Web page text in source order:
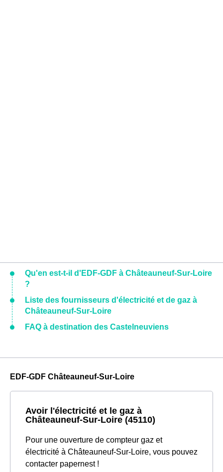
Qu'en est-t-il d'EDF-GDF à Châteauneuf-Sur-Loire
?
Liste des fournisseurs d'électricité et de gaz à
Châteauneuf-Sur-Loire
FAQ à destination des Castelneuviens
EDF-GDF Châteauneuf-Sur-Loire
Avoir l'électricité et le gaz à
Châteauneuf-Sur-Loire (45110)
Pour une ouverture de compteur gaz et
électricité à Châteauneuf-Sur-Loire, vous pouvez
contacter papernest !